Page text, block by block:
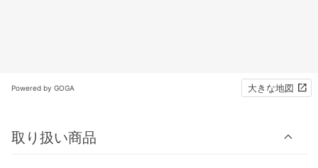
Powered by GOGA 大きな地図
取り扱い商品